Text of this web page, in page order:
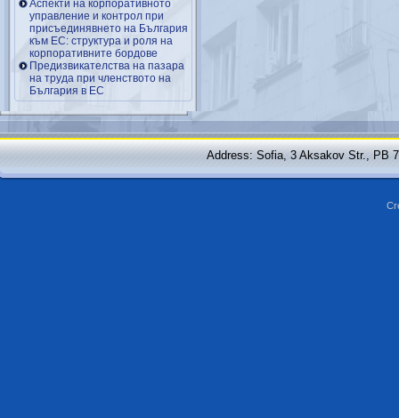
Аспекти на корпоративното
управление и контрол при
присъединявнето на България
към ЕС: структура и роля на
корпоративните бордове
Предизвикателства на пазара
на труда при членството на
България в ЕС
Address: Sofia, 3 Aksakov Str., PB